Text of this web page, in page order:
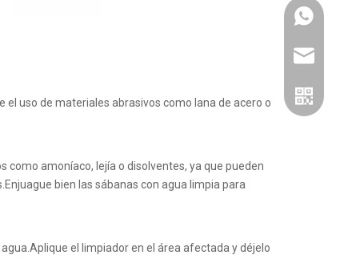
el uso de materiales abrasivos como lana de acero o
como amoníaco, lejía o disolventes, ya que pueden
bien las sábanas con agua limpia para
el limpiador en el área afectada y déjelo